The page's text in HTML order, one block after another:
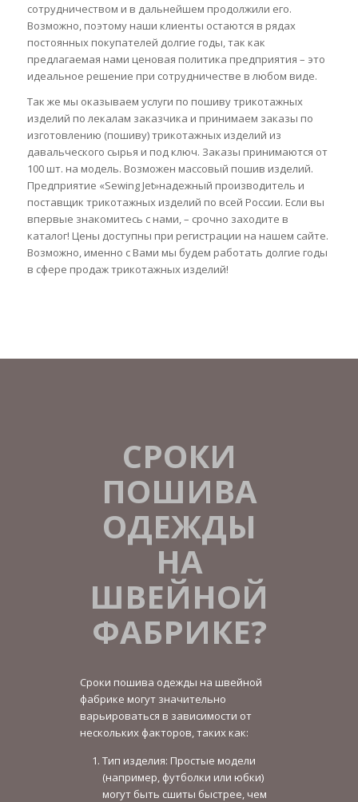
сотрудничеством и в дальнейшем продолжили его.
Возможно, поэтому наши клиенты остаются в рядах
постоянных покупателей долгие годы, так как
предлагаемая нами ценовая политика предприятия – это
идеальное решение при сотрудничестве в любом виде.
Так же мы оказываем услуги по пошиву трикотажных
изделий по лекалам заказчика и принимаем заказы по
изготовлению (пошиву) трикотажных изделий из
давальческого сырья и под ключ. Заказы принимаются от
100 шт. на модель. Возможен массовый пошив изделий.
Предприятие «Sewing Jet»надежный производитель и
поставщик трикотажных изделий по всей России. Если вы
впервые знакомитесь с нами, – срочно заходите в
каталог! Цены доступны при регистрации на нашем сайте.
Возможно, именно с Вами мы будем работать долгие годы
в сфере продаж трикотажных изделий!
СРОКИ
ПОШИВА
ОДЕЖДЫ
НА
ШВЕЙНОЙ
ФАБРИКЕ?
Сроки пошива одежды на швейной
фабрике могут значительно
варьироваться в зависимости от
нескольких факторов, таких как:
Тип изделия: Простые модели
(например, футболки или юбки)
могут быть сшиты быстрее, чем